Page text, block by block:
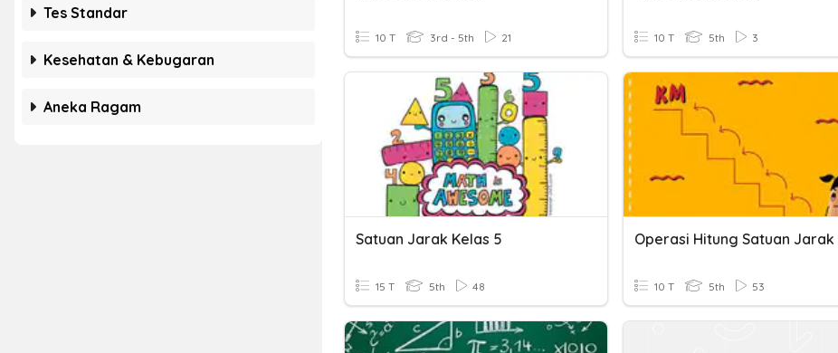
Tes Standar
Kesehatan & Kebugaran
Aneka Ragam
10 T 3rd - 5th 21 10 T 5th 3
Satuan Jarak Kelas 5
15 T 5th 48
Operasi Hitung Satuan Jarak
10 T 5th 53